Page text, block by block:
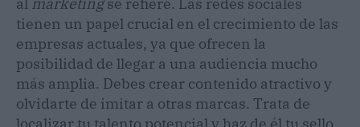
tienen un papel crucial en el crecimiento de las
empresas actuales, ya que ofrecen la
posibilidad de llegar a una audiencia mucho
más amplia. Debes crear contenido atractivo y
olvidarte de imitar a otras marcas. Trata de
localizar tu talento potencial y haz de él tu sello